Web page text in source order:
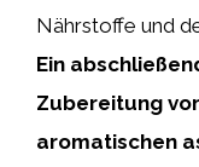
Nährstoffe und
Ein
Zubereitung
aromatischen